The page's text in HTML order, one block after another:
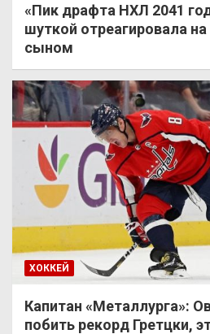
«Пик драфта НХЛ 2041
шуткой отреагировала
сыном
ХОККЕЙ
Капитан «Металлурга»:
побить рекорд Гретцки,